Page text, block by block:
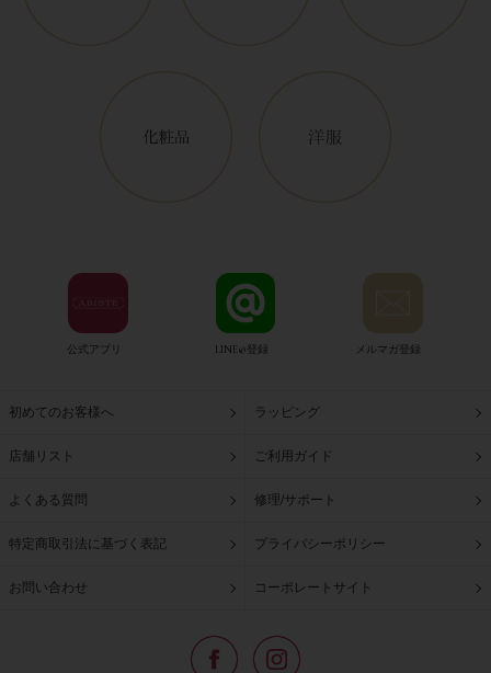
公式アプリ LINE@登録 メルマガ登録
初めてのお客様へ ラッピング
店舗リスト ご利用ガイド
よくある質問 修理/サポート
特定商取引法に基づく表記 プライバシーポリシー
お問い合わせ コーポレートサイト